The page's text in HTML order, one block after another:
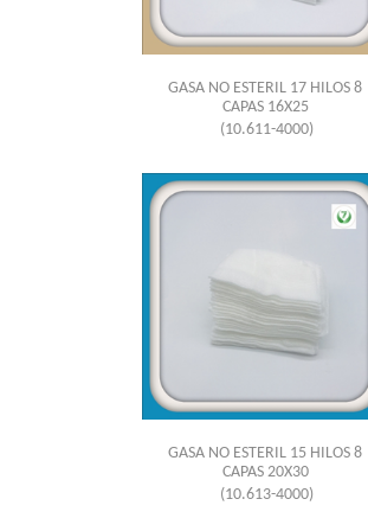
GASA NO ESTERIL 17 HILOS 8
CAPAS 16X25
(10.611-4000)
GASA NO ESTERIL 15 HILOS 8
CAPAS 20X30
(10.613-4000)